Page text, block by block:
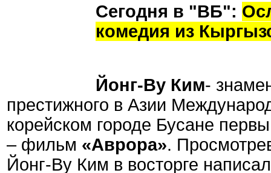
Сегодня в "ВБ":
комедия из
Йонг-Ву Ким-
престижного в Азии
корейском городе Бусане
– фильм «Аврора».
Йонг-Ву Ким в восторге